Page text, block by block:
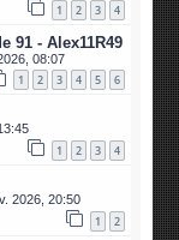
1 2 3 4
91 - Alex11R49
08:07
1 2 3 4 5 6
1 2 3 4
2026, 20:50
1 2